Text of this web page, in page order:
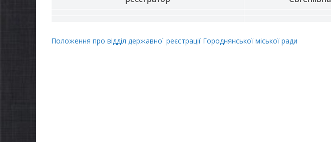
Положення про відділ державної реєстрації Городнянської міської ради